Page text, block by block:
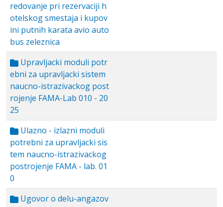
redovanje pri rezervaciji h
otelskog smestaja i kupov
ini putnih karata avio auto
bus zeleznica
Upravljacki moduli potr
ebni za upravljacki sistem
naucno-istrazivackog post
rojenje FAMA-Lab 010 - 20
25
Ulazno - izlazni moduli
potrebni za upravljacki sis
tem naucno-istrazivackog
postrojenje FAMA - lab. 01
0
Ugovor o delu-angazov